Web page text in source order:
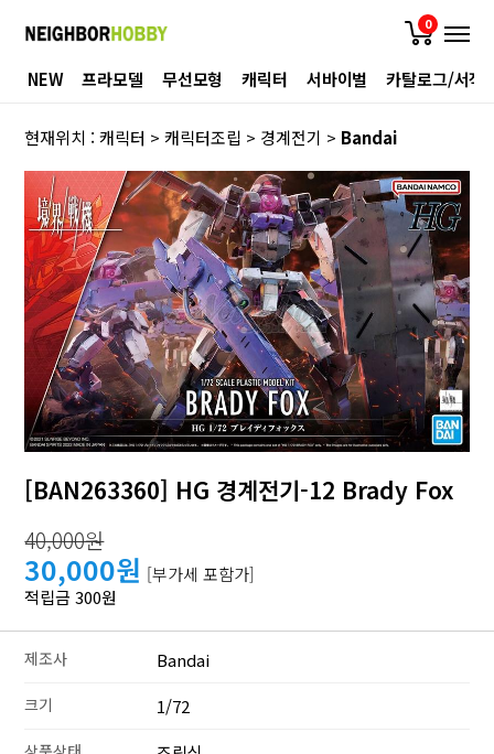
0
NEW 프라모델 무선모형 캐릭터 서바이벌 카탈로그/서적
현재위치 :캐릭터 >캐릭터조립 > 경계전기 > Bandai
[BAN263360] HG 경계전기-12 Brady Fox
40,000원
30,000원 [부가세 포함가]
적립금 300원
제조사 Bandai
크기 1/72